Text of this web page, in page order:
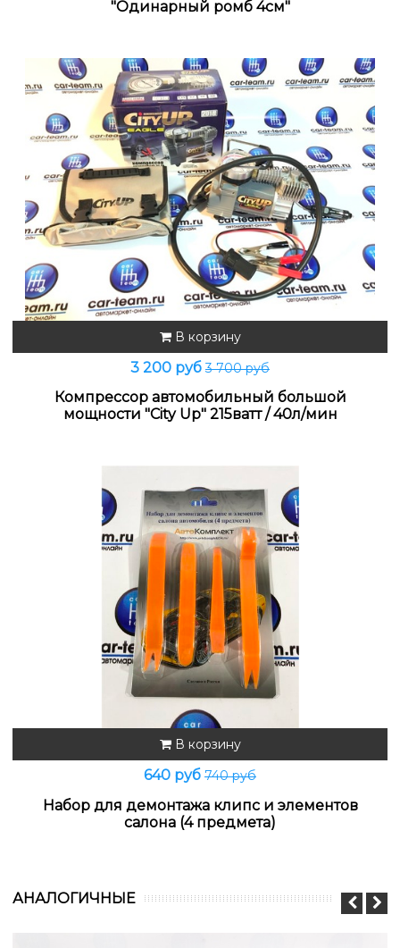
"Одинарный ромб 4см"
В корзину
3 200 руб3 700 руб
Компрессор автомобильный большой
мощности "City Up" 215ватт / 40л/мин
В корзину
640 руб 740 руб
Набор для демонтажа клипс и элементов
салона (4 предмета)
АНАЛОГИЧНЫЕ